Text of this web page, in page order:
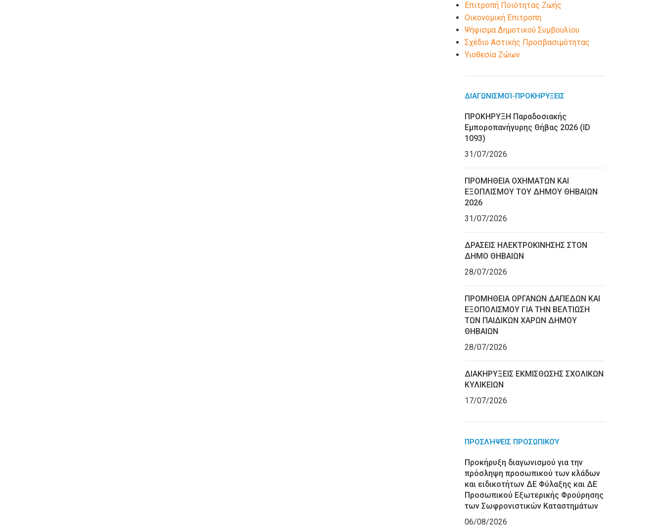
Επιτροπή Ποιότητας Ζωής
Οικονομική Επιτροπη
Ψήφισμα Δημοτικού Συμβουλίου
Σχέδιο Αστικής Προσβασιμότητας
Υιοθεσία Ζώων
ΔΙΑΓΩΝΙΣΜΟΊ-ΠΡΟΚΗΡΎΞΕΙΣ
ΠΡΟΚΗΡΥΞΗ Παραδοσιακής
Εμποροπανήγυρης Θήβας 2026 (ID
1093)
31/07/2026
ΠΡΟΜΗΘΕΙΑ ΟΧΗΜΑΤΩΝ ΚΑΙ
ΕΞΟΠΛΙΣΜΟΥ ΤΟΥ ΔΗΜΟΥ ΘΗΒΑΙΩΝ
2026
31/07/2026
ΔΡΑΣΕΙΣ ΗΛΕΚΤΡΟΚΙΝΗΣΗΣ ΣΤΟΝ
ΔΗΜΟ ΘΗΒΑΙΩΝ
28/07/2026
ΠΡΟΜΗΘΕΙΑ ΟΡΓΑΝΩΝ ΔΑΠΕΔΩΝ ΚΑΙ
ΕΞΟΠΟΛΙΣΜΟΥ ΓΙΑ ΤΗΝ ΒΕΛΤΙΩΣΗ
ΤΩΝ ΠΑΙΔΙΚΩΝ ΧΑΡΩΝ ΔΗΜΟΥ
ΘΗΒΑΙΩΝ
28/07/2026
ΔΙΑΚΗΡΥΞΕΙΣ ΕΚΜΙΣΘΩΣΗΣ ΣΧΟΛΙΚΩΝ
ΚΥΛΙΚΕΙΩΝ
17/07/2026
ΠΡΟΣΛΉΨΕΙΣ ΠΡΟΣΩΠΙΚΟΎ
Προκήρυξη διαγωνισμού για την
πρόσληψη προσωπικού των κλάδων
και ειδικοτήτων ΔΕ Φύλαξης και ΔΕ
Προσωπικού Εξωτερικής Φρούρησης
των Σωφρονιστικών Καταστημάτων
06/08/2026